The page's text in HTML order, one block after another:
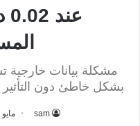
مشكلة بيانات
بشكل خاطئ دون التأثير
sam مايو 10, 2026